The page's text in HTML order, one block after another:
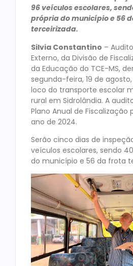
96 veículos escolares,
própria do município e 56
terceirizada.
Silvia Constantino –
Externo, da Divisão de
da Educação do TCE-MS,
segunda-feira, 19 de
loco do transporte escolar
rural em Sidrolândia. A
Plano Anual de Fiscalização
ano de 2024.
Serão cinco dias de
veículos escolares, sendo
do município e 56 da frota